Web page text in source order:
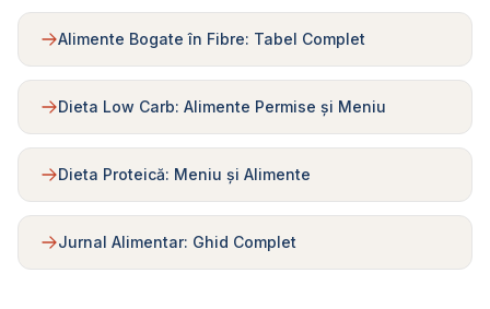
Alimente Bogate în Fibre: Tabel Complet
Dieta Low Carb: Alimente Permise și Meniu
Dieta Proteică: Meniu și Alimente
Jurnal Alimentar: Ghid Complet